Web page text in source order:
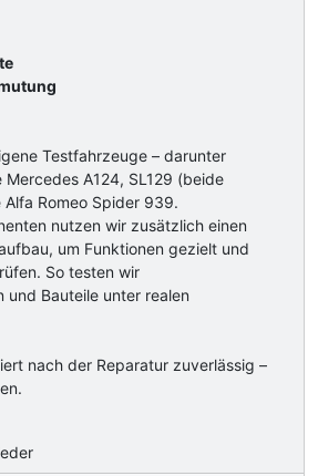
Testfahrzeuge – darunter
Mercedes A124, SL129 (beide
Alfa Romeo Spider 939.
nutzen wir zusätzlich einen
um Funktionen gezielt und
So testen wir
und Bauteile unter realen
nach der Reparatur zuverlässig –